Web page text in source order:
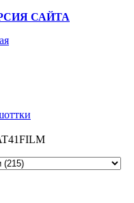
САЙТА